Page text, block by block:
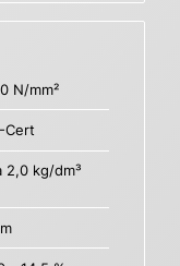
N/mm²
Cert
2,0 kg/dm³